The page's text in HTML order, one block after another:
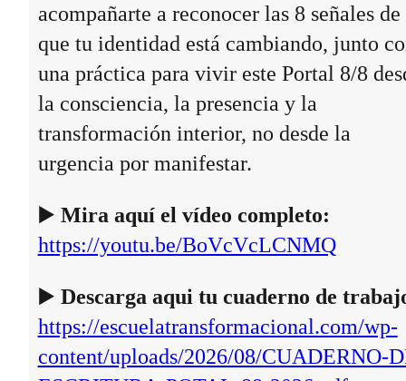
acompañarte a reconocer las 8 señales de
que tu identidad está cambiando, junto
una práctica para vivir este Portal 8/8
la consciencia, la presencia y la
transformación interior, no desde la
urgencia por manifestar.
▶️ Mira aquí el vídeo completo:
https://youtu.be/BoVcVcLCNMQ
▶️ Descarga aqui tu cuaderno de
https://escuelatransformacional.com/wp-
content/uploads/2026/08/CUADERNO-